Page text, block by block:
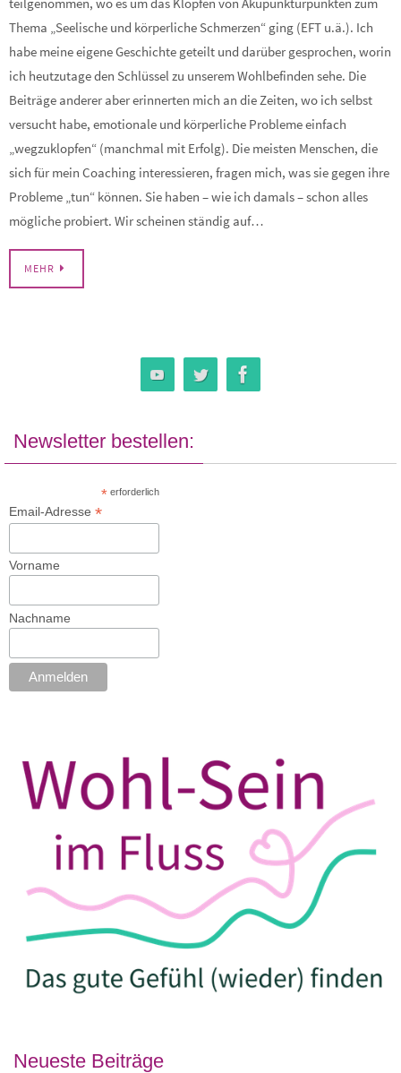
Thema „Seelische und körperliche Schmerzen“ ging (EFT u.ä.). Ich
habe meine eigene Geschichte geteilt und darüber gesprochen, worin
ich heutzutage den Schlüssel zu unserem Wohlbefinden sehe. Die
Beiträge anderer aber erinnerten mich an die Zeiten, wo ich selbst
versucht habe, emotionale und körperliche Probleme einfach
„wegzuklopfen“ (manchmal mit Erfolg). Die meisten Menschen, die
sich für mein Coaching interessieren, fragen mich, was sie gegen ihre
Probleme „tun“ können. Sie haben – wie ich damals – schon alles
mögliche probiert. Wir scheinen ständig auf…
MEHR
Newsletter bestellen:
* erforderlich
Email-Adresse*
Vorname
Nachname
Neueste Beiträge